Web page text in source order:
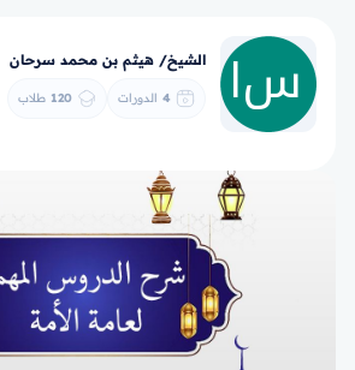
الشيخ/ هيثم بن محمد سرحان
4 الدورات 120 طلاب